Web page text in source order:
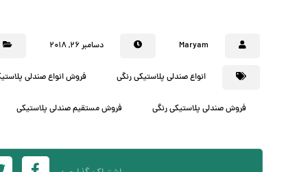
Maryam دسامبر ۲۶, ۲۰۱۸
انواع صندلی پلاستیکی رنگی فروش انواع صندلی
فروش صندلی پلاستیکی رنگی فروش مستقیم صندلی پلاستیکی